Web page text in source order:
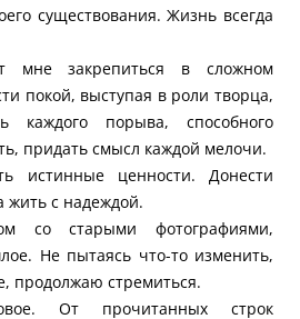
существования. Жизнь всегда
мне закрепиться в сложном
покой, выступая в роли творца,
каждого порыва, способного
придать смысл каждой мелочи.
истинные ценности. Донести
жить с надеждой.
со старыми фотографиями,
Не пытаясь что-то изменить,
продолжаю стремиться.
От прочитанных строк